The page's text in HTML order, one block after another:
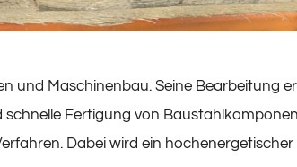
und Maschinenbau. Seine Bearbeitung
Fertigung von
Dabei wird ein